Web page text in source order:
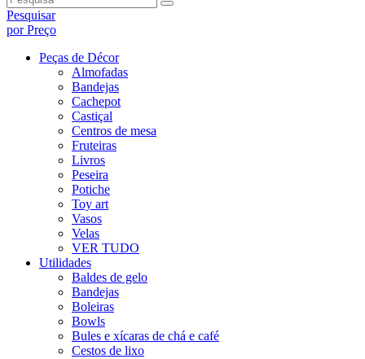
Pesquisar
por Preço
Peças de Décor
Almofadas
Bandejas
Cachepot
Castiçal
Centros de mesa
Fruteiras
Livros
Peseira
Potiche
Toy art
Vasos
Velas
VER TUDO
Utilidades
Baldes de gelo
Bandejas
Boleiras
Bowls
Bules e xícaras de chá e café
Cestos de lixo